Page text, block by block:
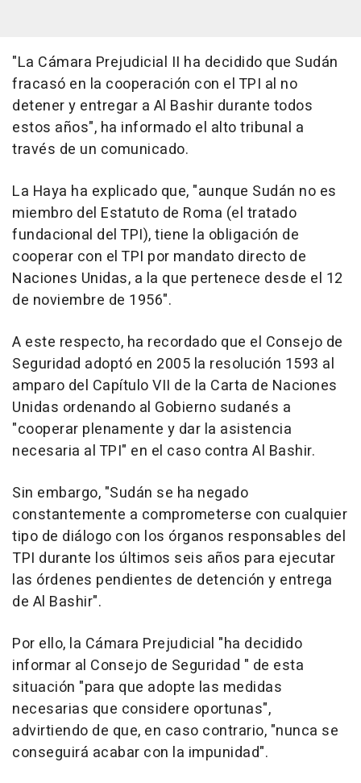
"La Cámara Prejudicial II ha decidido que Sudán
fracasó en la cooperación con el TPI al no
detener y entregar a Al Bashir durante todos
estos años", ha informado el alto tribunal a
través de un comunicado.
La Haya ha explicado que, "aunque Sudán no es
miembro del Estatuto de Roma (el tratado
fundacional del TPI), tiene la obligación de
cooperar con el TPI por mandato directo de
Naciones Unidas, a la que pertenece desde el 12
de noviembre de 1956".
A este respecto, ha recordado que el Consejo de
Seguridad adoptó en 2005 la resolución 1593 al
amparo del Capítulo VII de la Carta de Naciones
Unidas ordenando al Gobierno sudanés a
"cooperar plenamente y dar la asistencia
necesaria al TPI" en el caso contra Al Bashir.
Sin embargo, "Sudán se ha negado
constantemente a comprometerse con cualquier
tipo de diálogo con los órganos responsables del
TPI durante los últimos seis años para ejecutar
las órdenes pendientes de detención y entrega
de Al Bashir".
Por ello, la Cámara Prejudicial "ha decidido
informar al Consejo de Seguridad " de esta
situación "para que adopte las medidas
necesarias que considere oportunas",
advirtiendo de que, en caso contrario, "nunca se
conseguirá acabar con la impunidad".